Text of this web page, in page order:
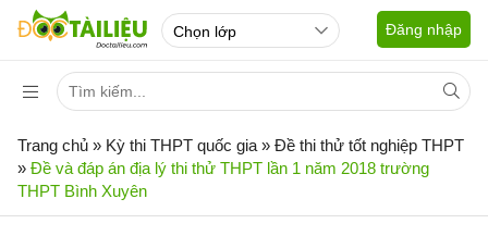
Đăng nhập
Trang chủ » Kỳ thi THPT quốc gia » Đề thi thử tốt nghiệp THPT
» Đề và đáp án địa lý thi thử THPT lần 1 năm 2018 trường
THPT Bình Xuyên